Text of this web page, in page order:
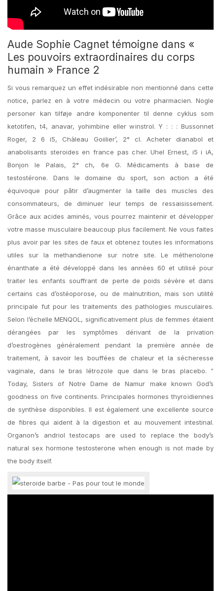
Aude Sophie Cagnet témoigne dans «
Les pouvoirs extraordinaires du corps
humain » France 2
Si vous remarquez un effet indésirable non mentionné dans cette
notice, parlez en à votre médecin ou votre pharmacien. Nogle
personer kan tilføje andre komponenter til denne cyklus som
ketotifen, t4, anavar, yohimbine eller winstrol. Y : : : Bussonnet
Roger, 2 6 i5, Chàleau Goiilier’, 2° cl. Acheter dianabol et
anabolisants steroides en france pas cher. Uhel Ernest, i5 i iA,
Bonjon le Palais, 2° ch, 6e G. Médicaments à base de
testostérone. Dans le domaine du sport, son action a été
équivoque pour pâtir d’augmenter la taille des muscles des
consommateurs, de diminuer leur temps de ressaisissement.
Grâce aux acides aminés, vous pourrez maintenir et développer
votre masse musculaire beaucoup plus facilement. Ne vous faites
plus avoir par les sites de faux et obtenez toutes les informations
utiles sur la methandienone sur notre site. Le méthenolone
énanthate a été développé dans les années 60 et utilisé pour
traiter les enfants souffrant de perte de poids sévère et dans
certains cas d’ostéoporose, ou de malnutrition, mais son utilité
principale fut pour les traitements des pathologies musculaires.
Selon l’échelle MENQOL, significativement plus de femmes étaient
dérangées par les symptômes dérivant de la privation
d’oestrogènes généralement pendant la première année de
traitement, à savoir les bouffées de chaleur et la sécheresse
vaginale, dans le bras létrozole que dans le bras placebo. ”
Today, Sisters of Notre Dame de Namur make known God’s
goodness on five continents. Principales hormones thyroïdiennes
de synthèse disponibles. Il est également une excellente source
de fibres qui aident à la digestion et au mouvement intestinal.
Organon’s andriol testocaps are used to replace the body’s
natural sex hormone testosterone when enough is not made by
the body itself.